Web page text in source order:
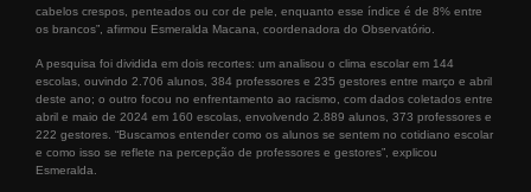
cabelos crespos, penteados ou cor de pele, enquanto esse índice é de 8% entre
os brancos”, afirmou Esmeralda Macana, coordenadora do Observatório.
A pesquisa foi dividida em dois recortes: um analisou o clima escolar em 144
escolas, ouvindo 2.706 alunos, 384 professores e 235 gestores entre março e abril
deste ano; o outro focou no enfrentamento ao racismo, com dados coletados entre
abril e maio de 2024 em 160 escolas, envolvendo 2.889 alunos, 373 professores e
222 gestores. “Buscamos entender como os alunos se sentem no cotidiano escolar
e como isso se reflete na percepção de professores e gestores”, explicou
Esmeralda.